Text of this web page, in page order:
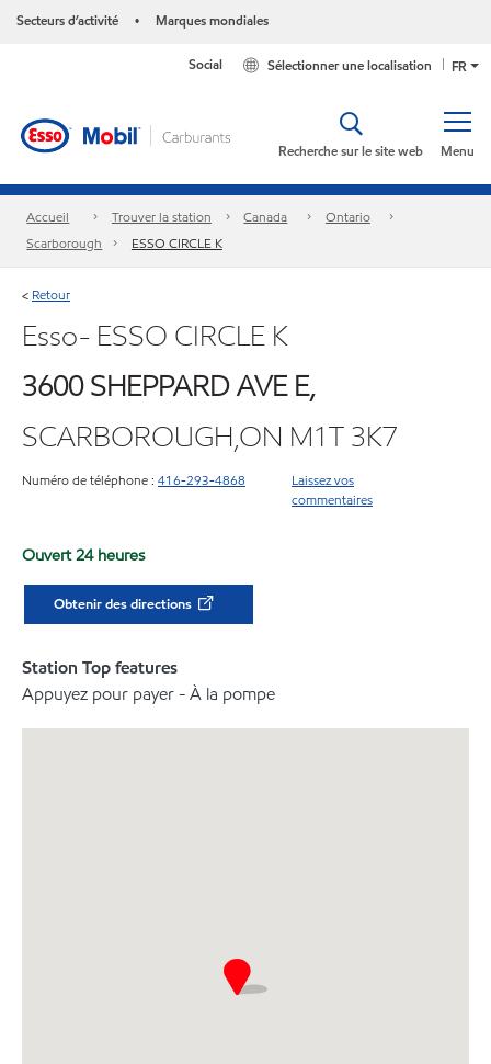
Secteurs d’activité • Marques mondiales
FR
Sélectionner une localisation
Social
Menu
Recherche sur le site web
Accueil Trouver la station Canada
Ontario
Scarborough
ESSO CIRCLE K
< Retour
Esso- ESSO CIRCLE K
3600 SHEPPARD AVE E,
SCARBOROUGH,ON M1T 3K7
Numéro de téléphone : 416-293-4868
Laissez vos
commentaires
Ouvert 24 heures
Obtenir des directions
Station Top features
Appuyez pour payer - À la pompe